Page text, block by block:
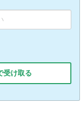
受け取る